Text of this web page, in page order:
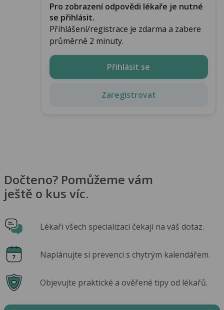
Pro zobrazení odpovědi lékaře je nutné
se přihlásit.
Přihlášení/registrace je zdarma a zabere
průměrně 2 minuty.
Přihlásit se
Zaregistrovat
Dočteno? Pomůžeme vám
ještě o kus víc.
Lékaři všech specializací čekají na váš dotaz.
Naplánujte si prevenci s chytrým kalendářem.
Objevujte praktické a ověřené tipy od lékařů.